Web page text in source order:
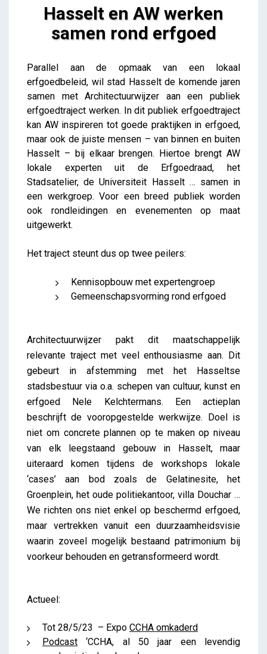
Hasselt en AW werken
samen rond erfgoed
Lieve Drooghmans
Parallel aan de opmaak van een lokaal
erfgoedbeleid, wil stad Hasselt de komende jaren
samen met Architectuurwijzer aan een publiek
erfgoedtraject werken. In dit publiek erfgoedtraject
kan AW inspireren tot goede praktijken in erfgoed,
maar ook de juiste mensen – van binnen en buiten
Hasselt – bij elkaar brengen. Hiertoe brengt AW
lokale experten uit de Erfgoedraad, het
Stadsatelier, de Universiteit Hasselt … samen in
een werkgroep. Voor een breed publiek worden
ook rondleidingen en evenementen op maat
uitgewerkt.
Het traject steunt dus op twee peilers:
Kennisopbouw met expertengroep
Gemeenschapsvorming rond erfgoed
Architectuurwijzer pakt dit maatschappelijk
relevante traject met veel enthousiasme aan. Dit
gebeurt in afstemming met het Hasseltse
stadsbestuur via o.a. schepen van cultuur, kunst en
erfgoed Nele Kelchtermans. Een actieplan
beschrijft de vooropgestelde werkwijze. Doel is
niet om concrete plannen op te maken op niveau
van elk leegstaand gebouw in Hasselt, maar
uiteraard komen tijdens de workshops lokale
‘cases’ aan bod zoals de Gelatinesite, het
Groenplein, het oude politiekantoor, villa Douchar …
We richten ons niet enkel op beschermd erfgoed,
maar vertrekken vanuit een duurzaamheidsvisie
waarin zoveel mogelijk bestaand patrimonium bij
voorkeur behouden en getransformeerd wordt.
Actueel:
Tot 28/5/23 – Expo CCHA omkaderd
Podcast ‘CCHA, al 50 jaar een levendig